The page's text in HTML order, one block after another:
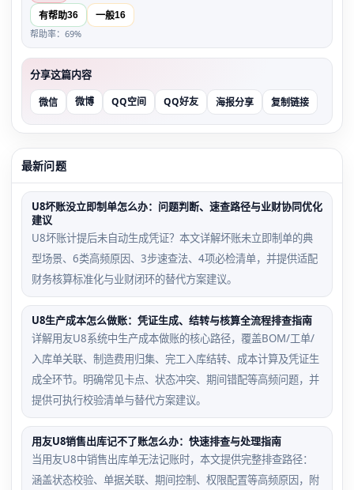
有帮助36 一般16
帮助率：69%
分享这篇内容
微信 微博 QQ空间 QQ好友 海报分享 复制链接
最新问题
U8坏账没立即制单怎么办：问题判断、速查路径与业财协同优化
建议
U8坏账计提后未自动生成凭证？本文详解坏账未立即制单的典
型场景、6类高频原因、3步速查法、4项必检清单，并提供适配
财务核算标准化与业财闭环的替代方案建议。
U8生产成本怎么做账：凭证生成、结转与核算全流程排查指南
详解用友U8系统中生产成本做账的核心路径，覆盖BOM/工单/
入库单关联、制造费用归集、完工入库结转、成本计算及凭证生
成全环节。明确常见卡点、状态冲突、期间错配等高频问题，并
提供可执行校验清单与替代方案建议。
用友U8销售出库记不了账怎么办：快速排查与处理指南
当用友U8中销售出库单无法记账时，本文提供完整排查路径：
涵盖状态校验、单据关联、期间控制、权限配置等高频原因，附